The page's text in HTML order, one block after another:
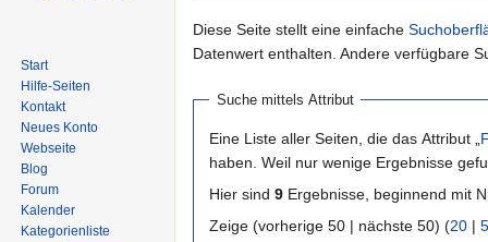
Zur
Navigation
Zur
Suche
Diese Seite stellt eine einfache
Datenwert enthalten. Andere verfügbare
Suche mittels Attribut
Eine Liste aller Seiten, die das Attribut „
haben. Weil nur wenige Ergebnisse
Hier sind 9 Ergebnisse, beginnend mit
Zeige (vorherige 50 | nächste 50) (20 |
Start
Hilfe-Seiten
Kontakt
Neues Konto
Webseite
Blog
Forum
Kalender
Kategorienliste